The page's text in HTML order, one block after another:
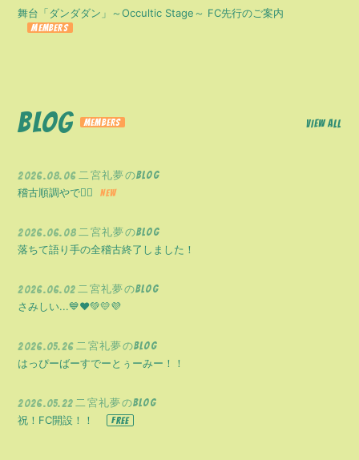
舞台「ダンダダン」～Occultic Stage～ FC先行のご案内
BLOG VIEW ALL
2026.08.06 二宮礼夢のBLOG
稽古順調やで✌🏻
2026.06.08 二宮礼夢のBLOG
落ちて語り手の全稽古終了しました！
2026.06.02 二宮礼夢のBLOG
さみしい...💙❤️💚💛💜
2026.05.26 二宮礼夢のBLOG
はっぴーばーすでーとぅーみー！！
2026.05.22 二宮礼夢のBLOG
祝！FC開設！！